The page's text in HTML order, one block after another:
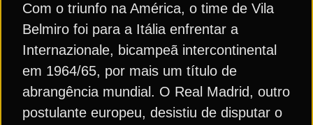
Com o triunfo na América, o time de Vila
Belmiro foi para a Itália enfrentar a
Internazionale, bicampeã intercontinental
em 1964/65, por mais um título de
abrangência mundial. O Real Madrid, outro
postulante europeu, desistiu de disputar o